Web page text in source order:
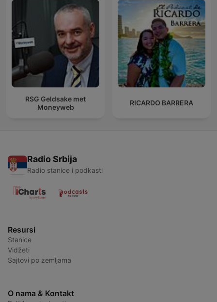
RSG Geldsake met
Moneyweb
RICARDO BARRERA
Radio Srbija
Radio stanice i podkasti
Resursi
Stanice
Vidžeti
Sajtovi po zemljama
O nama & Kontakt